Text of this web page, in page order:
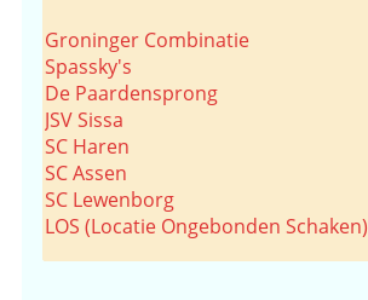
Groninger Combinatie
Spassky's
De Paardensprong
JSV Sissa
SC Haren
SC Assen
SC Lewenborg
LOS (Locatie Ongebonden Schaken)